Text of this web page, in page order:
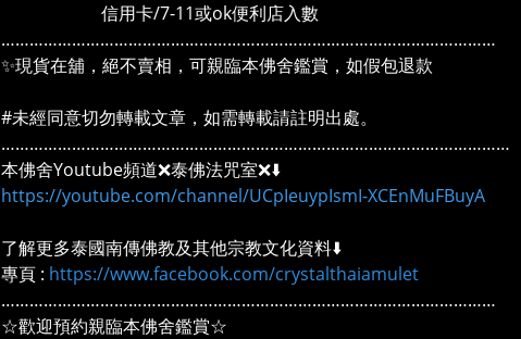
信用卡/7-11或ok便利店入數
……………………………………………………………………………………………
✨現貨在舖，絕不賣相，可親臨本佛舍鑑賞，如假包退款
#未經同意切勿轉載文章，如需轉載請註明出處。
………………………………………………………………………………………………
本佛舍Youtube頻道❌泰佛法咒室❌⬇️
https://youtube.com/channel/UCpIeuypIsmI-XCEnMuFBuyA
了解更多泰國南傳佛教及其他宗教文化資料⬇️
專頁 : https://www.facebook.com/crystalthaiamulet
……………………………………………………………………………………………
☆歡迎預約親臨本佛舍鑑賞☆